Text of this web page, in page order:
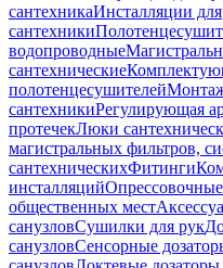
сантехникаИнсталляции для
сантехники
водопроводные
сантехнические
полотенцесушителей
сантехникиРегулирующая
протечекЛюки
магистральных фильтров,
сантехническихФитинги
инсталляций
общественных мест
санузловСушилки для рук
санузловСенсорные